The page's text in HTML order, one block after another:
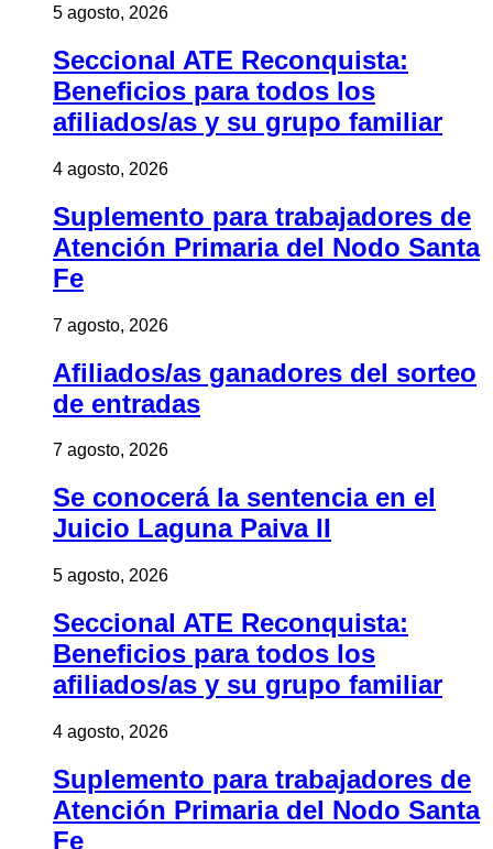
5 agosto, 2026
Seccional ATE Reconquista:
Beneficios para todos los
afiliados/as y su grupo familiar
4 agosto, 2026
Suplemento para trabajadores de
Atención Primaria del Nodo Santa
Fe
7 agosto, 2026
Afiliados/as ganadores del sorteo
de entradas
7 agosto, 2026
Se conocerá la sentencia en el
Juicio Laguna Paiva II
5 agosto, 2026
Seccional ATE Reconquista:
Beneficios para todos los
afiliados/as y su grupo familiar
4 agosto, 2026
Suplemento para trabajadores de
Atención Primaria del Nodo Santa
Fe